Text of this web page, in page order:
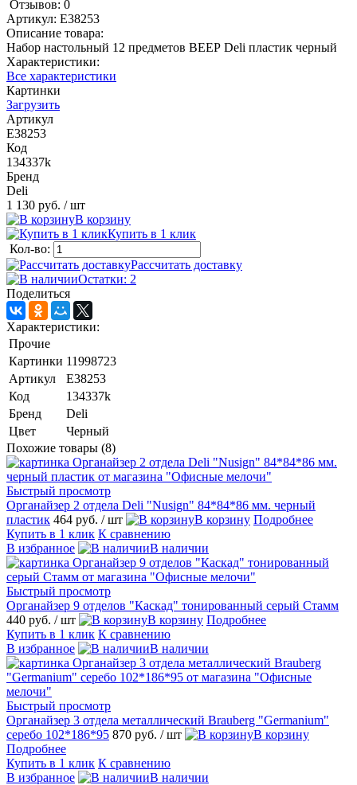
Отзывов: 0
Артикул: E38253
Описание товара:
Набор настольный 12 предметов ВЕЕР Deli пластик черный
Характеристики:
Все характеристики
Картинки
Загрузить
Артикул
E38253
Код
134337k
Бренд
Deli
1 130 руб. / шт
В корзину
Купить в 1 клик
Кол-во:
Рассчитать доставку
Остатки: 2
Поделиться
Характеристики:
Прочие
Картинки 11998723
Артикул
E38253
Код
134337k
Бренд
Deli
Цвет
Черный
Похожие товары (8)
Быстрый просмотр
Органайзер 2 отдела Deli "Nusign" 84*84*86 мм. черный
пластик 464 руб. / шт В корзину Подробнее
Купить в 1 клик К сравнению
В избранное
В наличии
Быстрый просмотр
Органайзер 9 отделов "Каскад" тонированный серый Стамм
440 руб. / шт В корзину Подробнее
Купить в 1 клик К сравнению
В избранное
В наличии
Быстрый просмотр
Органайзер 3 отдела металлический Brauberg "Germanium"
серебо 102*186*95 870 руб. / шт
В корзину
Подробнее
Купить в 1 клик К сравнению
В избранное
В наличии